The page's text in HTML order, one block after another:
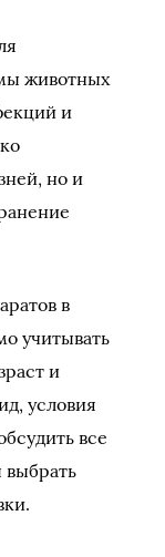
животных
и
но и
в
учитывать
и
условия
все